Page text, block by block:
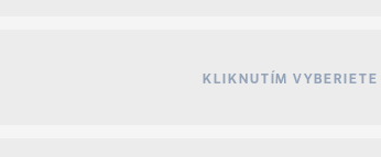
KLIKNUTÍM VYBERIETE